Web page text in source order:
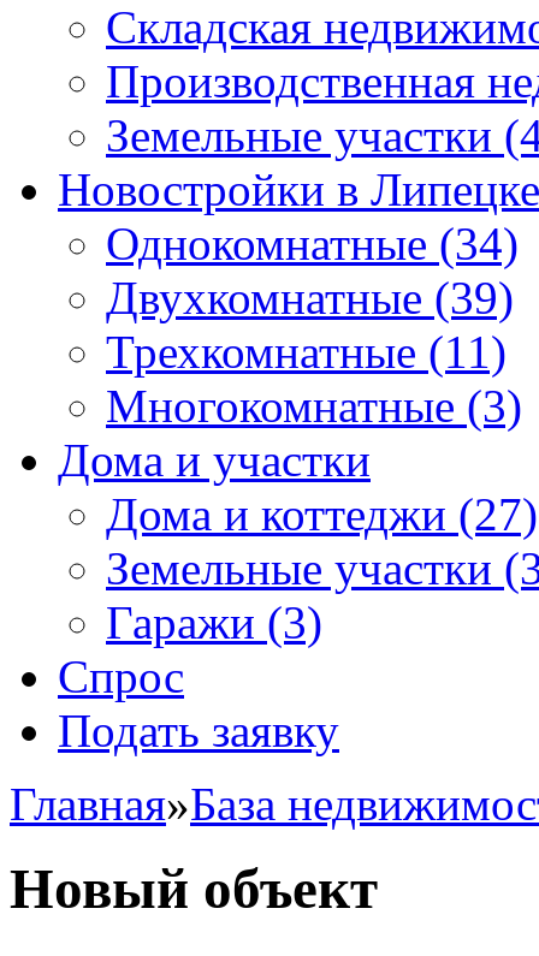
Складская
Производственная
Земельные участки
Новостройки в Липецке
Однокомнатные (34)
Двухкомнатные (39)
Трехкомнатные (11)
Многокомнатные (3)
Дома и участки
Дома и коттеджи (27)
Земельные участки
Гаражи (3)
Спрос
Подать заявку
Главная»База
Новый объект